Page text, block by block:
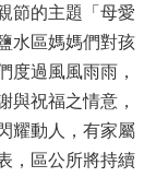
節的主題「母愛
水區媽媽們對孩
度過風風雨雨，
與祝福之情意，
耀動人，有家屬
，區公所將持續